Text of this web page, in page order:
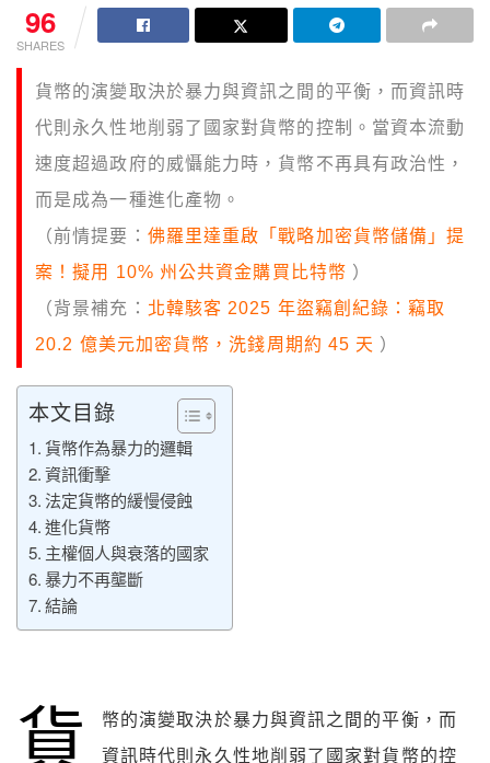
96
SHARES
貨幣的演變取決於暴力與資訊之間的平衡，而資訊時
代則永久性地削弱了國家對貨幣的控制。當資本流動
速度超過政府的威懾能力時，貨幣不再具有政治性，
而是成為一種進化產物。
（前情提要： 佛羅里達重啟「戰略加密貨幣儲備」提
案！擬用 10% 州公共資金購買比特幣 ）
（背景補充： 北韓駭客 2025 年盜竊創紀錄：竊取
20.2 億美元加密貨幣，洗錢周期約 45 天 ）
本文目錄
貨幣作為暴力的邏輯
資訊衝擊
法定貨幣的緩慢侵蝕
進化貨幣
主權個人與衰落的國家
暴力不再壟斷
結論
貨
幣的演變取決於暴力與資訊之間的平衡，而
資訊時代則永久性地削弱了國家對貨幣的控